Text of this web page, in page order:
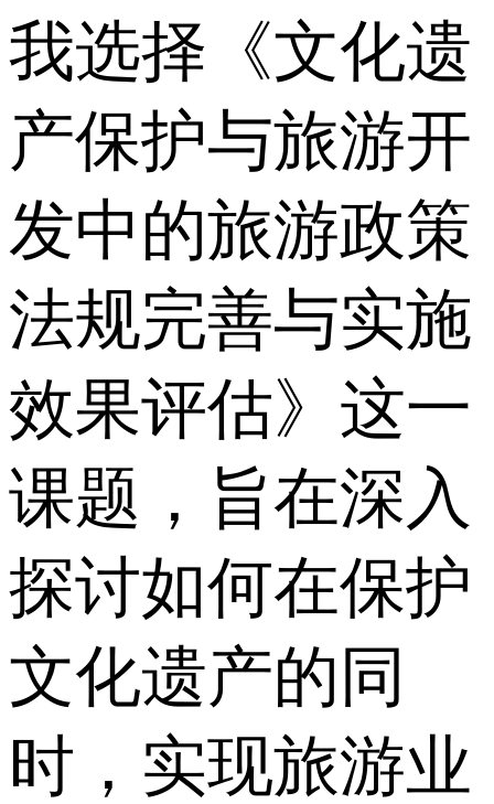
我选择《文化遗
产保护与旅游开
发中的旅游政策
法规完善与实施
效果评估》这一
课题，旨在深入
探讨如何在保护
文化遗产的同
时，实现旅游业